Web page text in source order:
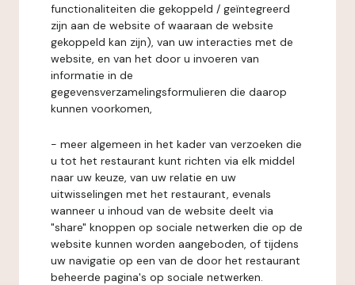
functionaliteiten die gekoppeld / geïntegreerd
zijn aan de website of waaraan de website
gekoppeld kan zijn), van uw interacties met de
website, en van het door u invoeren van
informatie in de
gegevensverzamelingsformulieren die daarop
kunnen voorkomen,
- meer algemeen in het kader van verzoeken die
u tot het restaurant kunt richten via elk middel
naar uw keuze, van uw relatie en uw
uitwisselingen met het restaurant, evenals
wanneer u inhoud van de website deelt via
"share" knoppen op sociale netwerken die op de
website kunnen worden aangeboden, of tijdens
uw navigatie op een van de door het restaurant
beheerde pagina's op sociale netwerken.